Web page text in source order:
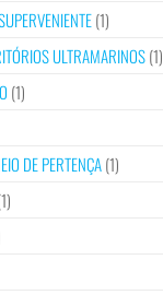
(1)
ULTRAMARINOS(1)
(1)
DE PERTENÇA(1)